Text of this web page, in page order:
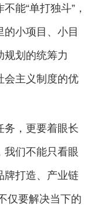
能“单打独斗”，
小项目、小目
规划的统筹力
会主义制度的优
务，更要着眼长
我们不能只看眼
牌打造、产业链
仅要解决当下的